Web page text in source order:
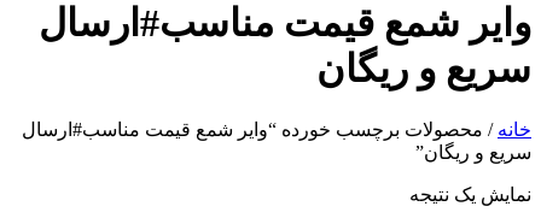
وایر شمع قیمت مناسب#ارسال
سریع و ریگان
خانه / محصولات برچسب خورده “وایر شمع قیمت مناسب#ارسال
سریع و ریگان”
نمایش یک نتیجه